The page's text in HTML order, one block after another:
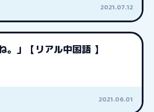
2021.07.12
。」【リアル中国語 】
2021.06.01